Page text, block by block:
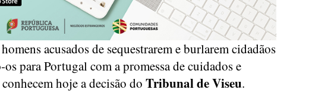
acusados de sequestrarem e burlarem cidadãos
para Portugal com a promessa de cuidados e
hoje a decisão do Tribunal de Viseu.